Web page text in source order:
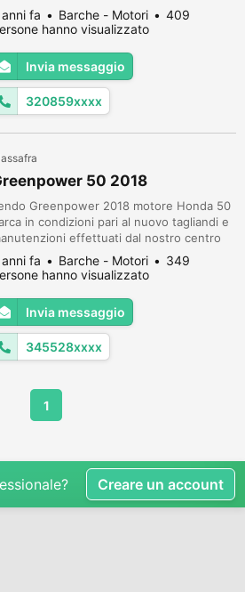
sostituito turbo e corpo farfallato.la
completa di carrello stradale
pompa sentina
solo interessati la
per passaggio a modello nuovo.cedo
un secondo cor...
anni fa Barche - Motori
409
hanno visualizzato
Invia messaggio
320859xxxx
50 2018
Greenpower 2018 motore Honda 50
in condizioni pari al nuovo tagliandi e
effettuati dal nostro centro
di fiducia Rs Auto s.r.l.s
anni fa Barche - Motori
349
hanno visualizzato
Invia messaggio
345528xxxx
1
Creare un account